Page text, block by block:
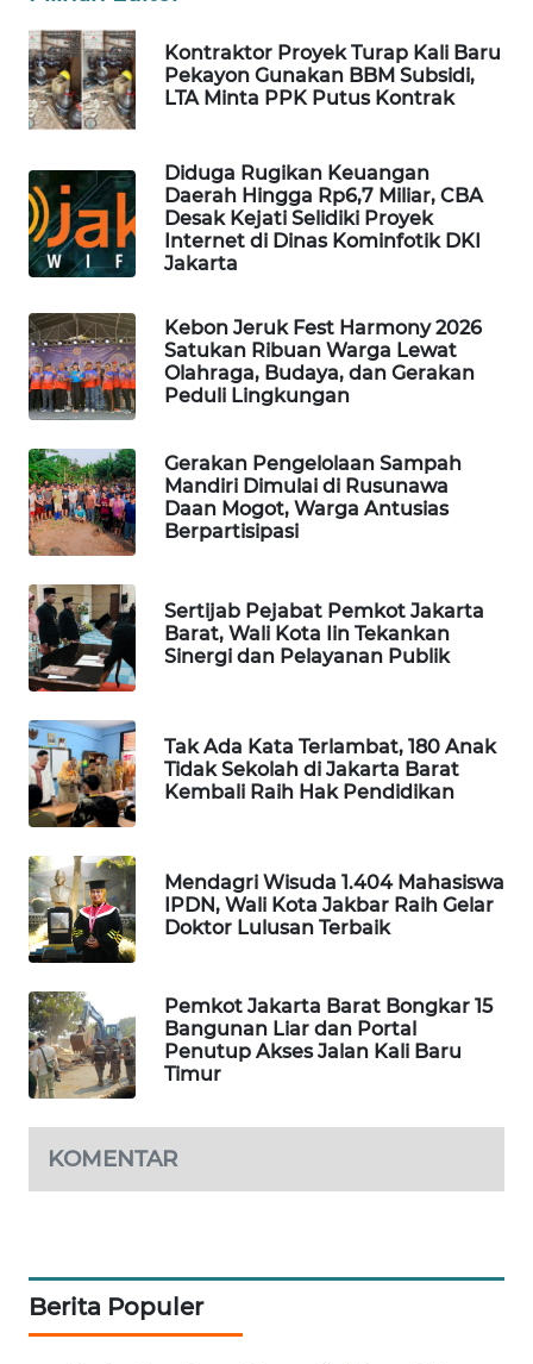
Kontraktor Proyek Turap Kali Baru
Pekayon Gunakan BBM Subsidi,
LTA Minta PPK Putus Kontrak
Diduga Rugikan Keuangan
Daerah Hingga Rp6,7 Miliar, CBA
Desak Kejati Selidiki Proyek
Internet di Dinas Kominfotik DKI
Jakarta
Kebon Jeruk Fest Harmony 2026
Satukan Ribuan Warga Lewat
Olahraga, Budaya, dan Gerakan
Peduli Lingkungan
Gerakan Pengelolaan Sampah
Mandiri Dimulai di Rusunawa
Daan Mogot, Warga Antusias
Berpartisipasi
Sertijab Pejabat Pemkot Jakarta
Barat, Wali Kota Iin Tekankan
Sinergi dan Pelayanan Publik
Tak Ada Kata Terlambat, 180 Anak
Tidak Sekolah di Jakarta Barat
Kembali Raih Hak Pendidikan
Mendagri Wisuda 1.404 Mahasiswa
IPDN, Wali Kota Jakbar Raih Gelar
Doktor Lulusan Terbaik
Pemkot Jakarta Barat Bongkar 15
Bangunan Liar dan Portal
Penutup Akses Jalan Kali Baru
Timur
KOMENTAR
Berita Populer
SIBARAGAS
NEWS
SIANTAR
NEWS
METRO
MEDAN
METRO
JAKARTA
NEWS
KRT
NEWS
NEWS
JURNAL
MARITIM
HUMBANG
NEWS
GARONGGANG
NEWS
FISUELRI
ID
ENERGI
NEWS
CILEUNGSI
NEWS
BERAMPU
NEWS